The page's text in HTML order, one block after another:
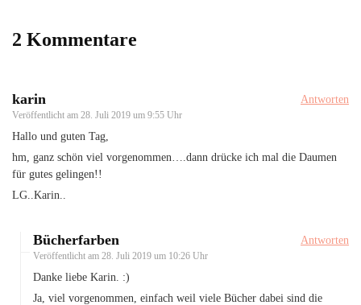
2 Kommentare
karin
Veröffentlicht am 28. Juli 2019 um 9:55 Uhr
Antworten
Hallo und guten Tag,
hm, ganz schön viel vorgenommen….dann drücke ich mal die Daumen
für gutes gelingen!!
LG..Karin..
Bücherfarben
Veröffentlicht am 28. Juli 2019 um 10:26 Uhr
Antworten
Danke liebe Karin. :)
Ja, viel vorgenommen, einfach weil viele Bücher dabei sind die